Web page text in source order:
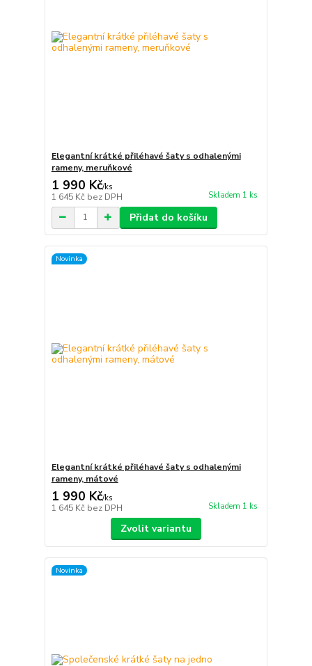
Elegantní krátké přiléhavé šaty s odhalenými
rameny, meruňkové
1 990 Kč/ks
1 645 Kč bez DPH Skladem 1 ks
Přidat do košíku
Novinka
Elegantní krátké přiléhavé šaty s odhalenými
rameny, mátové
1 990 Kč/ks
1 645 Kč bez DPH Skladem 1 ks
Zvolit variantu
Novinka